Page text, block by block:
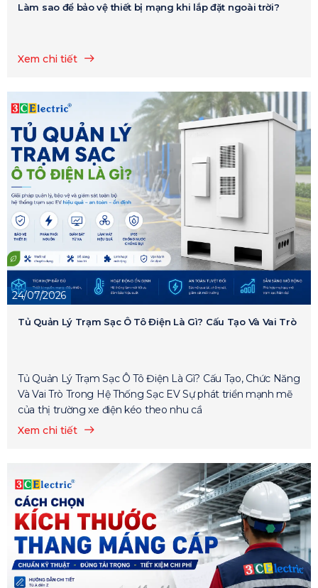
Làm sao để bảo vệ thiết bị mạng khi lắp đặt ngoài trời?
Xem chi tiết
24/07/2026
Tủ Quản Lý Trạm Sạc Ô Tô Điện Là Gì? Cấu Tạo Và Vai Trò
Tủ Quản Lý Trạm Sạc Ô Tô Điện Là Gì? Cấu Tạo, Chức Năng
Và Vai Trò Trong Hệ Thống Sạc EV Sự phát triển mạnh mẽ
của thị trường xe điện kéo theo nhu cầ
Xem chi tiết